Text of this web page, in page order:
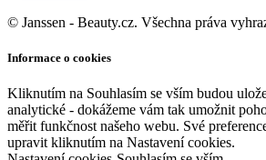
© Janssen - Beauty.cz. Všechna práva
Informace o cookies
Kliknutím na Souhlasím se vším budou
analytické - dokážeme vám tak umožnit
měřit funkčnost našeho webu. Své
upravit kliknutím na Nastavení cookies.